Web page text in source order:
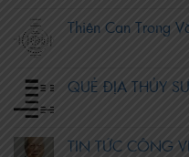
Thiên Can Trong
QUẺ ĐỊA THỦY SƯ
TIN TỨC CÔNG